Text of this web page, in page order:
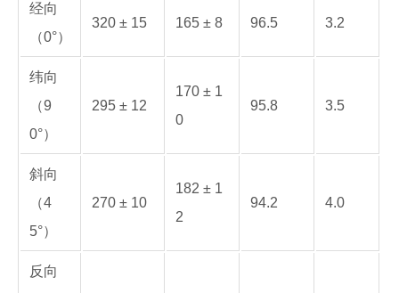
经向
（0°）
320 ± 15 165 ± 8 96.5 3.2
纬向
（9
0°）
295 ± 12
170 ± 1
0
95.8 3.5
斜向
（4
5°）
270 ± 10
182 ± 1
2
94.2 4.0
反向